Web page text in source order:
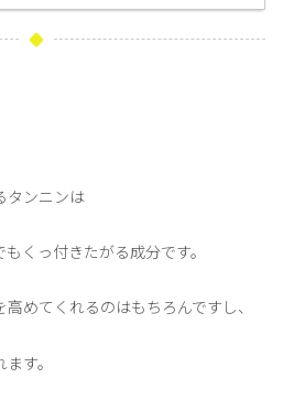
タンニンは
くっ付きたがる成分です。
めてくれるのはもちろんですし、
す。